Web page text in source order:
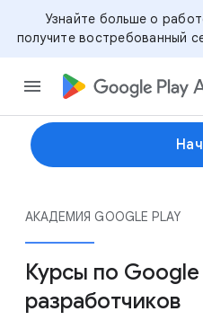
Узнайте больше о
получите востребованный
АКАДЕМИЯ GOOGLE PLAY
Курсы по Google
разработчиков